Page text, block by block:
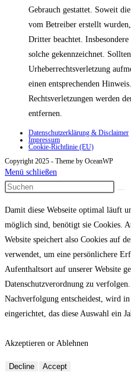
Gebrauch gestattet. Soweit
vom Betreiber erstellt
Dritter beachtet.
solche gekennzeichnet.
Urheberrechtsverletzung
einen entsprechenden
Rechtsverletzungen werden
entfernen.
Datenschutzerklärung & Disclaimer
Impressum
Cookie-Richtlinie (EU)
Copyright 2025 - Theme by OceanWP
Menü schließen
Damit diese Webseite optimal läuft
möglich sind, benötigt sie Cookies.
Website speichert also Cookies auf
verwendet, um eine persönlichere
Aufenthaltsort auf unserer Website
Datenschutzverordnung zu
Nachverfolgung entscheidest, wird
eingerichtet, das diese Auswahl ein
Akzeptieren or Ablehnen
Decline Accept